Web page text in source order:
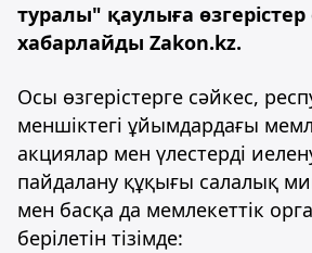
туралы" қаулыға өзгерістер
хабарлайды Zakon.kz.
Осы өзгерістерге сәйкес,
меншіктегі ұйымдардағы
акциялар мен үлестерді
пайдалану құқығы салалық
мен басқа да мемлекеттік
берілетін тізімде: